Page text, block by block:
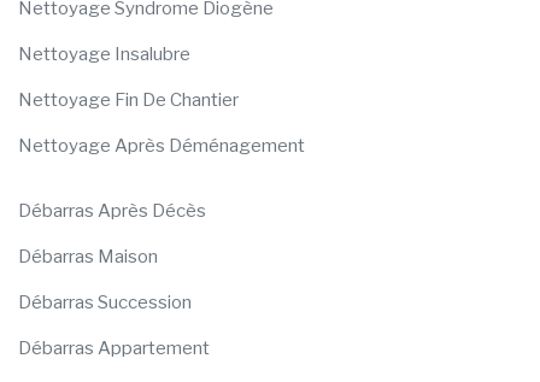
Nettoyage Syndrome Diogène
Nettoyage Insalubre
Nettoyage Fin De Chantier
Nettoyage Après Déménagement
Débarras Après Décès
Débarras Maison
Débarras Succession
Débarras Appartement